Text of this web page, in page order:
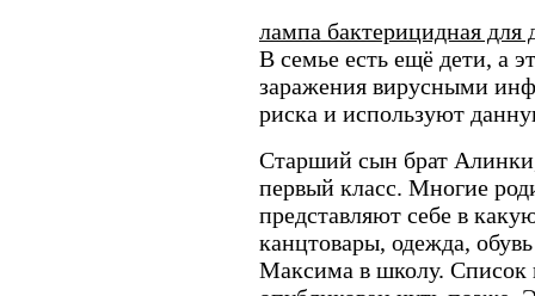
лампа бактерицидная
В семье есть ещё дети, а
заражения вирусными
риска и используют
Старший сын брат
первый класс. Многие
представляют себе в
канцтовары, одежда,
Максима в школу. Список